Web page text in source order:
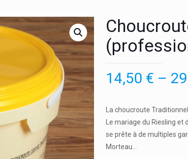
14,50 € –
La choucroute
Le mariage du Riesling
se prête à de multiples
Morteau…